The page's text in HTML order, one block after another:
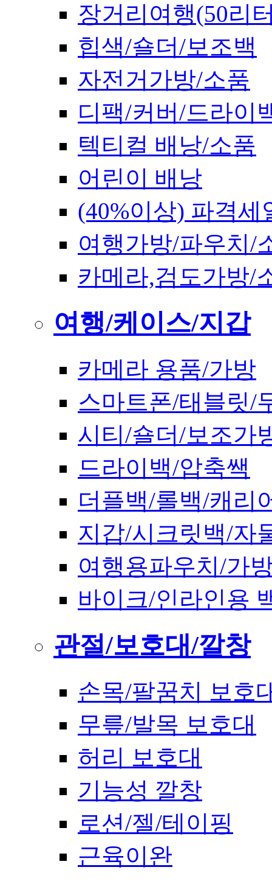
장거리여행(50리
힙색/숄더/보조백
자전거가방/소품
디팩/커버/드라이
텍티컬 배낭/소품
어린이 배낭
(40%이상) 파격세
여행가방/파우치/
카메라,검도가방/
여행/케이스/지갑
카메라 용품/가방
스마트폰/태블릿/
시티/숄더/보조가
드라이백/압축쌕
더플백/롤백/캐리
지갑/시크릿백/자
여행용파우치/가
바이크/인라인용
관절/보호대/깔창
손목/팔꿈치 보호
무릎/발목 보호대
허리 보호대
기능성 깔창
로션/젤/테이핑
근육이완